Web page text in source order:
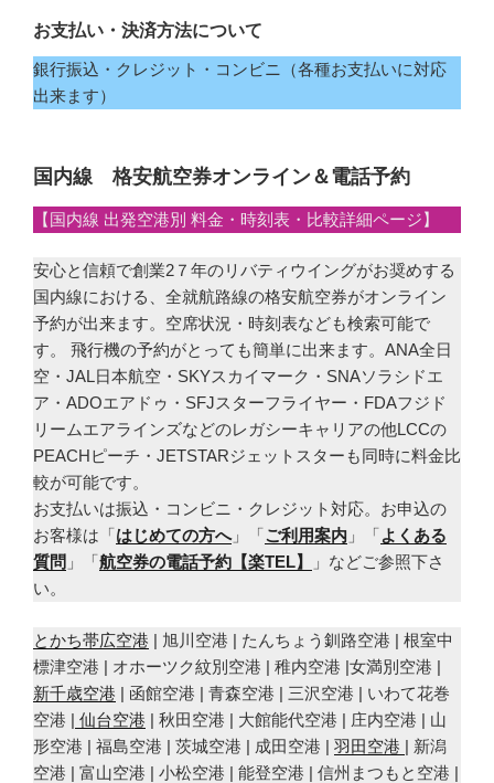
お支払い・決済方法について
銀行振込・クレジット・コンビニ（各種お支払いに対応
出来ます）
国内線 格安航空券オンライン＆電話予約
【国内線 出発空港別 料金・時刻表・比較詳細ページ】
安心と信頼で創業2７年のリバティウイングがお奨めする
国内線における、全就航路線の格安航空券がオンライン
予約が出来ます。空席状況・時刻表なども検索可能で
す。 飛行機の予約がとっても簡単に出来ます。ANA全日
空・JAL日本航空・SKYスカイマーク・SNAソラシドエ
ア・ADOエアドゥ・SFJスターフライヤー・FDAフジド
リームエアラインズなどのレガシーキャリアの他LCCの
PEACHピーチ・JETSTARジェットスターも同時に料金比
較が可能です。
お支払いは振込・コンビニ・クレジット対応。お申込の
お客様は「はじめての方へ」「ご利用案内 」「よくある
質問 」「航空券の電話予約【楽TEL】
」などご参照下さ
い。
とかち帯広空港 | 旭川空港 | たんちょう釧路空港 | 根室中
標津空港 | オホーツク紋別空港 | 稚内空港 |女満別空港 |
新千歳空港 | 函館空港 | 青森空港 | 三沢空港 | いわて花巻
空港 | 仙台空港 | 秋田空港 | 大館能代空港 | 庄内空港 | 山
形空港 | 福島空港 | 茨城空港 | 成田空港 | 羽田空港 | 新潟
空港 | 富山空港 | 小松空港 | 能登空港 | 信州まつもと空港 |